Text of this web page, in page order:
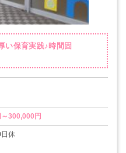
保育実践♪時間固
300,000円
休